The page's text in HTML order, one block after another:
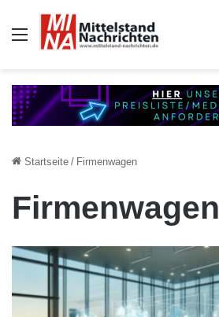
Auswahl
Startseite / Firmenwagen
Firmenwagen